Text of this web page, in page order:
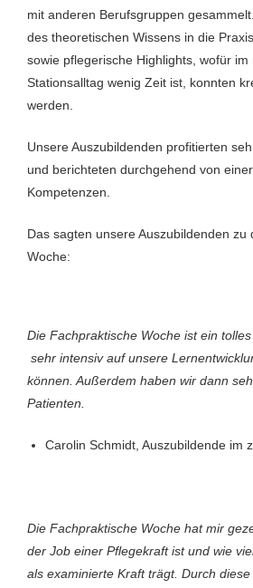
mit anderen Berufsgruppen
des theoretischen Wissens in die
sowie pflegerische Highlights, wofür im
Stationsalltag wenig Zeit ist, konnten
werden.
Unsere Auszubildenden profitierten
und berichteten durchgehend von
Kompetenzen.
Das sagten unsere Auszubildenden zu
Woche:
Die Fachpraktische Woche ist ein
sehr intensiv auf unsere
können. Außerdem haben wir dann
Patienten.
Carolin Schmidt, Auszubildende im
Die Fachpraktische Woche hat mir
der Job einer Pflegekraft ist und wie
als examinierte Kraft trägt. Durch